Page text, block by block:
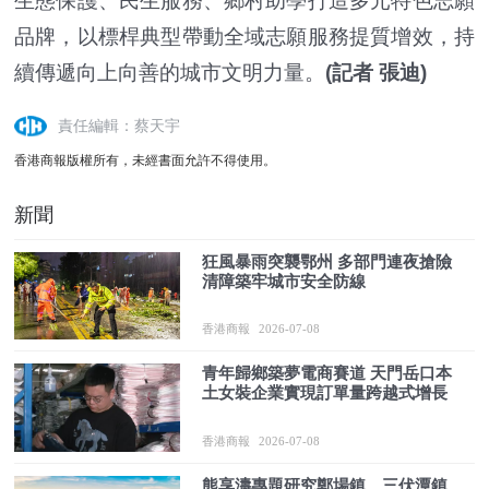
品牌，以標桿典型帶動全域志願服務提質增效，持
續傳遞向上向善的城市文明力量。 (記者 張迪)
責任編輯：蔡天宇
香港商報版權所有，未經書面允許不得使用。
新聞
狂風暴雨突襲鄂州 多部門連夜搶險
清障築牢城市安全防線
香港商報 2026-07-08
青年歸鄉築夢電商賽道 天門岳口本
土女裝企業實現訂單量跨越式增長
香港商報 2026-07-08
熊享濤專題研究鄭場鎮、三伏潭鎮